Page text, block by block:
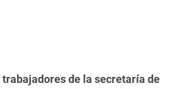
trabajadores de la secretaría de